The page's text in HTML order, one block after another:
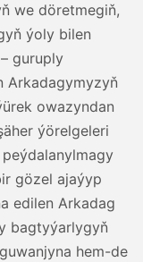
we döretmegiň,
ýoly bilen
guruply
Arkadagymyzyň
owazyndan
ýörelgeleri
gözel ajaýyp
edilen Arkadag
bagtyýarlygyň
hem-de